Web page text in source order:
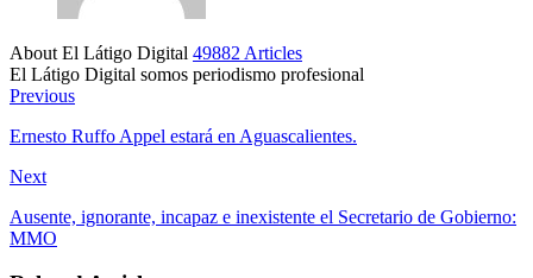
About El Látigo Digital 49882 Articles
El Látigo Digital somos periodismo profesional
Website
Facebook
Previous
Ernesto Ruffo Appel estará en Aguascalientes.
Next
Ausente, ignorante, incapaz e inexistente el Secretario de Gobierno:
MMO